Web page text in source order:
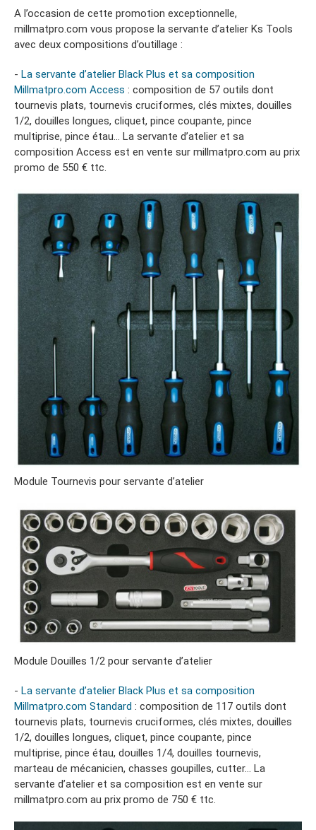
A l’occasion de cette promotion exceptionnelle,
millmatpro.com vous propose la servante d’atelier Ks Tools
avec deux compositions d’outillage :
- La servante d’atelier Black Plus et sa composition
Millmatpro.com Access : composition de 57 outils dont
tournevis plats, tournevis cruciformes, clés mixtes, douilles
1/2, douilles longues, cliquet, pince coupante, pince
multiprise, pince étau… La servante d’atelier et sa
composition Access est en vente sur millmatpro.com au prix
promo de 550 € ttc.
Module Tournevis pour servante d’atelier
Module Douilles 1/2 pour servante d’atelier
- La servante d’atelier Black Plus et sa composition
Millmatpro.com Standard : composition de 117 outils dont
tournevis plats, tournevis cruciformes, clés mixtes, douilles
1/2, douilles longues, cliquet, pince coupante, pince
multiprise, pince étau, douilles 1/4, douilles tournevis,
marteau de mécanicien, chasses goupilles, cutter… La
servante d’atelier et sa composition est en vente sur
millmatpro.com au prix promo de 750 € ttc.